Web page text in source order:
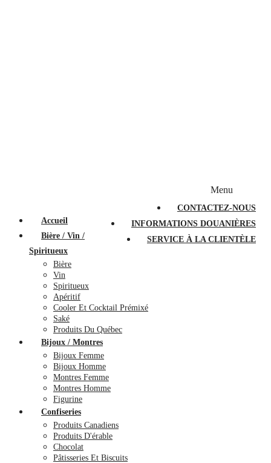
CONTACTEZ-NOUS
INFORMATIONS DOUANIÈRES
SERVICE À LA CLIENTÈLE
Menu
Accueil
Bière / Vin /
Spiritueux
Bière
Vin
Spiritueux
Apéritif
Cooler Et Cocktail Prémixé
Saké
Produits Du Québec
Bijoux / Montres
Bijoux Femme
Bijoux Homme
Montres Femme
Montres Homme
Figurine
Confiseries
Produits Canadiens
Produits D'érable
Chocolat
Pâtisseries Et Biscuits